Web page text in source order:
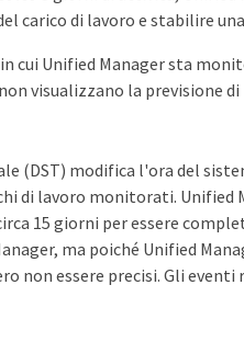
carico di lavoro e stabilire
cui Unified Manager sta
visualizzano la previsione
(DST) modifica l'ora del
di lavoro monitorati. Unified
15 giorni per essere
ma poiché Unified
non essere precisi. Gli